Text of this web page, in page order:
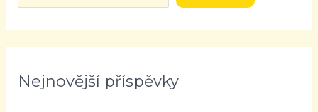
Nejnovější příspěvky